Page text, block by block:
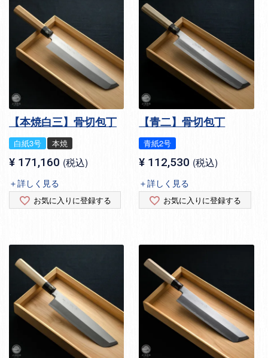
【本焼白三】骨切包丁
白紙3号 本焼
¥ 171,160 税込
＋詳しく見る
お気に入りに登録する
【青二】骨切包丁
青紙2号
¥ 112,530 税込
＋詳しく見る
お気に入りに登録する